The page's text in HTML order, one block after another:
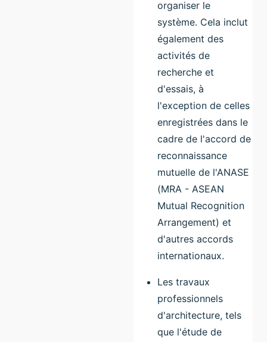
organiser le
système. Cela inclut
également des
activités de
recherche et
d'essais, à
l'exception de celles
enregistrées dans le
cadre de l'accord de
reconnaissance
mutuelle de l'ANASE
(MRA - ASEAN
Mutual Recognition
Arrangement) et
d'autres accords
internationaux.
Les travaux
professionnels
d'architecture, tels
que l'étude de